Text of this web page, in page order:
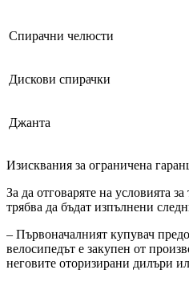
Спирачни челюсти
Дискови спирачки
Джанта
Изисквания за ограничена
За да отговаряте на условията
трябва да бъдат изпълнени
– Първоначалният купувач
велосипедът е закупен от
неговите оторизирани дилъри